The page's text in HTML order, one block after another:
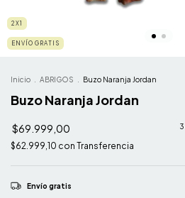
2X1
ENVÍO GRATIS
Inicio ABRIGOS Buzo Naranja Jordan
Buzo Naranja Jordan
$69.999,00 3
$62.999,10 con Transferencia
Envío gratis